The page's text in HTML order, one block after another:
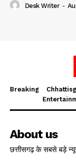
Desk Writer -
Breaking
About us
छत्तीसगढ़ के सबसे बड़े